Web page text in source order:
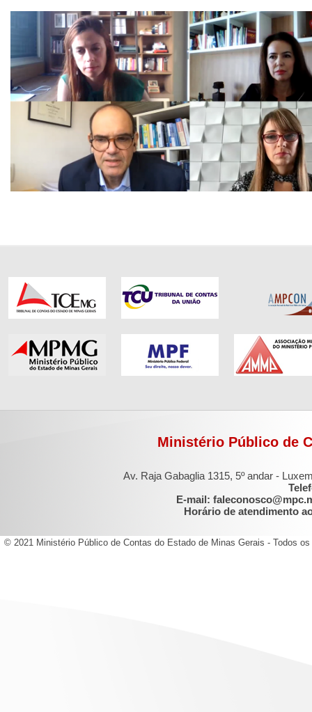
Ministério Público de
Av. Raja Gabaglia 1315, 5º andar -
E-mail:
Horário de atendimento
© 2021 Ministério Público de Contas do Estado de Minas Gerais - Todos